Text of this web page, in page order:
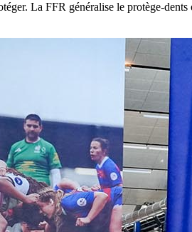
La FFR généralise le protège-